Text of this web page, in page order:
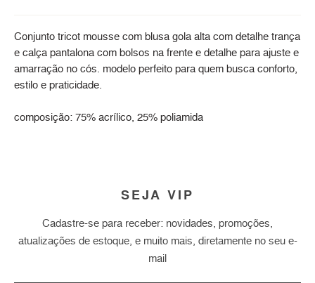
Conjunto tricot mousse com blusa gola alta com detalhe trança
e calça pantalona com bolsos na frente e detalhe para ajuste e
amarração no cós. modelo perfeito para quem busca conforto,
estilo e praticidade.
composição: 75% acrílico, 25% poliamida
SEJA VIP
Cadastre-se para receber: novidades, promoções,
atualizações de estoque, e muito mais, diretamente no seu e-
mail